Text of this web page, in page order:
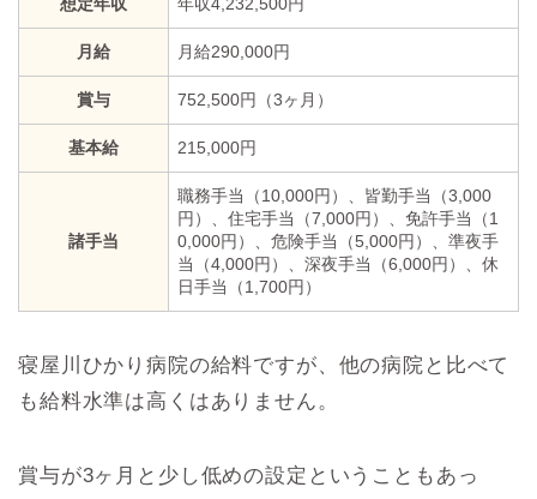
想定年収 年収4,232,500円
月給 月給290,000円
賞与 752,500円（3ヶ月）
基本給 215,000円
諸手当
職務手当（10,000円）、皆勤手当（3,000
円）、住宅手当（7,000円）、免許手当（1
0,000円）、危険手当（5,000円）、準夜手
当（4,000円）、深夜手当（6,000円）、休
日手当（1,700円）
寝屋川ひかり病院の給料ですが、他の病院と比べて
も給料水準は高くはありません。
賞与が3ヶ月と少し低めの設定ということもあっ